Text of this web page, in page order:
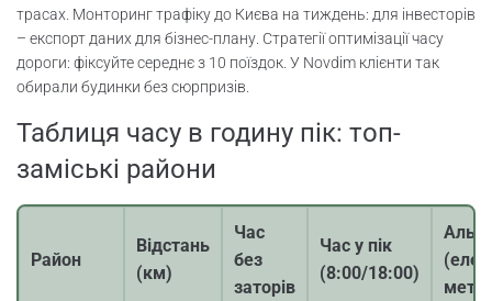
трасах. Монторинг трафіку до Києва на тиждень: для інвесторів
– експорт даних для бізнес-плану. Стратегії оптимізації часу
дороги: фіксуйте середнє з 10 поїздок. У Novdim клієнти так
обирали будинки без сюрпризів.
Таблиця часу в годину пік: топ-
заміські райони
Район
Відстань
(км)
Час
без
заторів
Час у пік
(8:00/18:00)